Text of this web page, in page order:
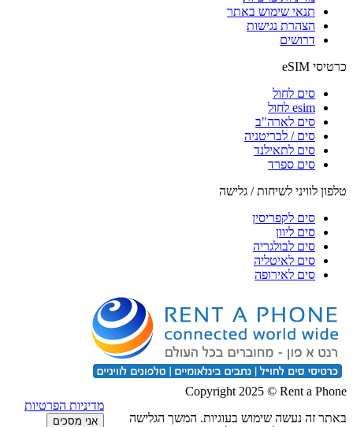
תנאי שימוש באתר
הצהרת נגישות
דרושים
כרטיסי eSIM
סים לחול
esim לחול
סים לארה"ב
סים / לבריטניה
סים לתאילנד
סים ספרד
טלפון לוויני לשיחות / גלישה
סים לקפריסין
סים ליוון
סים לבולגריה
סים לאיטליה
סים לאירופה
Copyright 2025 © Rent a Phone
באתר זה נעשה שימוש בעוגיות. המשך הגלישה
מדיניות הפרטיות
אני מסכים